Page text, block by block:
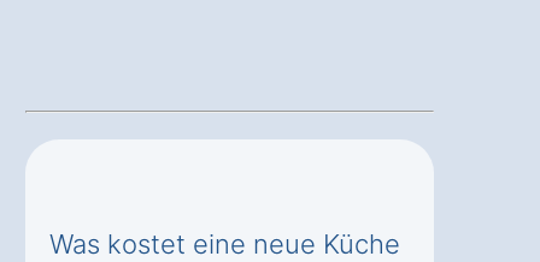
Was kostet eine neue Küche